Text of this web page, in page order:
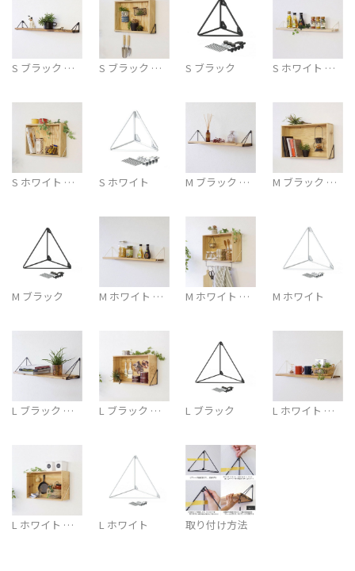
S ブラック … S ブラック … S ブラック S ホワイト …
S ホワイト … S ホワイト M ブラック … M ブラック …
M ブラック M ホワイト … M ホワイト … M ホワイト
L ブラック … L ブラック … L ブラック L ホワイト …
L ホワイト … L ホワイト 取り付け方法